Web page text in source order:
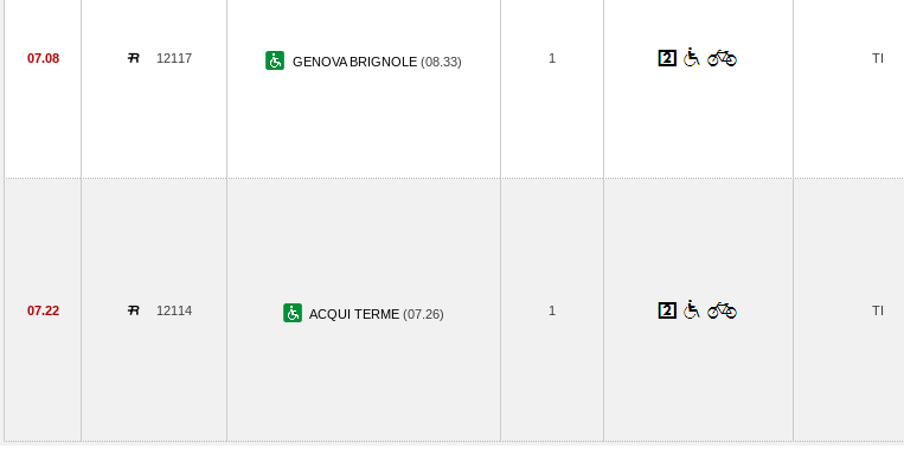
07.08 12117 GENOVA BRIGNOLE (08.33) 1 TI
07.22 12114 ACQUI TERME (07.26) 1 TI